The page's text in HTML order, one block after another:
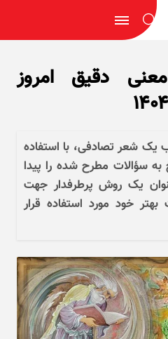
دقیق امروز
یک شعر تصادفی، با استفاده
به سؤالات مطرح شده را پیدا
یک روش پرطرفدار جهت
خود مورد استفاده قرار